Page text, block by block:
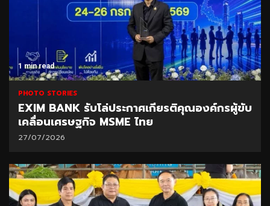
1 min read
PHOTO STORIES
EXIM BANK รับโล่ประกาศเกียรติคุณองค์กรผู้ขับ
เคลื่อนเศรษฐกิจ MSME ไทย
27/07/2026